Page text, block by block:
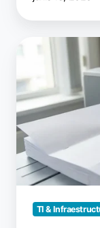
¿Admite
Protected
Print
el
grapado
los
acabados?
TI &